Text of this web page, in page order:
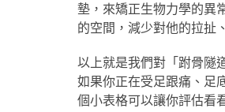
墊，來矯正生物力學的異
的空間，減少對他的拉扯
以上就是我們對「跗骨隧
如果你正在受足跟痛、足
個小表格可以讓你評估看